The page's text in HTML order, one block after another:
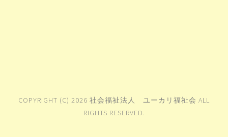
COPYRIGHT (C) 2026 社会福祉法人 ユーカリ福祉会 ALL
RIGHTS RESERVED.